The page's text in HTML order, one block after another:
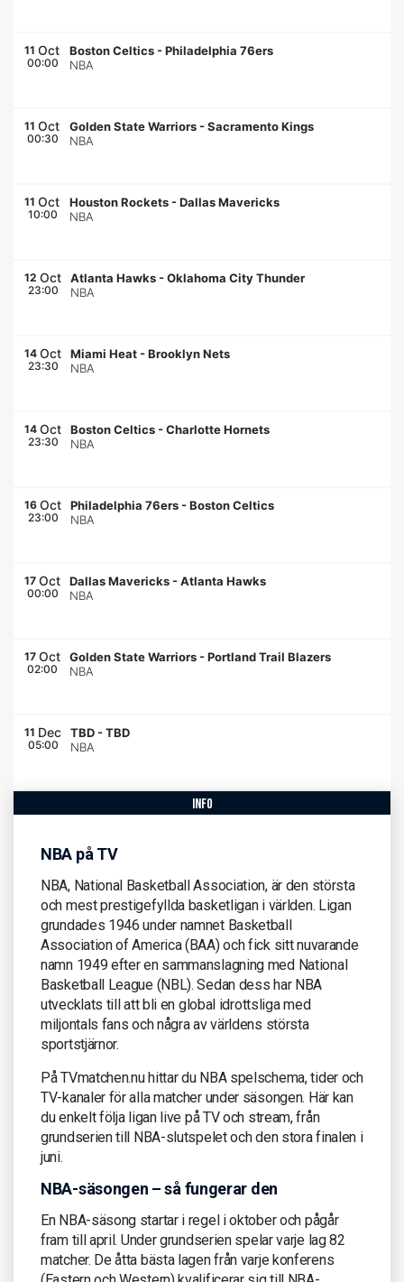
11 Oct
00:00
Boston Celtics -Philadelphia 76ers
NBA
11 Oct
00:30
Golden State Warriors -Sacramento Kings
NBA
11 Oct
10:00
Houston Rockets -Dallas Mavericks
NBA
12 Oct
23:00
Atlanta Hawks -Oklahoma City Thunder
NBA
14 Oct
23:30
Miami Heat -Brooklyn Nets
NBA
14 Oct
23:30
Boston Celtics -Charlotte Hornets
NBA
16 Oct
23:00
Philadelphia 76ers -Boston Celtics
NBA
17 Oct
00:00
Dallas Mavericks -Atlanta Hawks
NBA
17 Oct
02:00
Golden State Warriors -Portland Trail Blazers
NBA
11 Dec
05:00
TBD -TBD
NBA
info
NBA på TV
NBA, National Basketball Association, är den största
och mest prestigefyllda basketligan i världen. Ligan
grundades 1946 under namnet Basketball
Association of America (BAA) och fick sitt nuvarande
namn 1949 efter en sammanslagning med National
Basketball League (NBL). Sedan dess har NBA
utvecklats till att bli en global idrottsliga med
miljontals fans och några av världens största
sportstjärnor.
På TVmatchen.nu hittar du NBA spelschema, tider och
TV-kanaler för alla matcher under säsongen. Här kan
du enkelt följa ligan live på TV och stream, från
grundserien till NBA-slutspelet och den stora finalen i
juni.
NBA-säsongen – så fungerar den
En NBA-säsong startar i regel i oktober och pågår
fram till april. Under grundserien spelar varje lag 82
matcher. De åtta bästa lagen från varje konferens